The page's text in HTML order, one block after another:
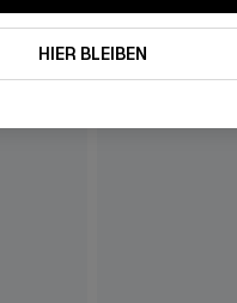
HIER BLEIBEN